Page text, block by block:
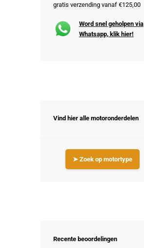
gratis verzending vanaf €125,00
Word snel geholpen via
Whatsapp, klik hier!
Vind hier alle motoronderdelen
➤ Zoek op motortype
Recente beoordelingen